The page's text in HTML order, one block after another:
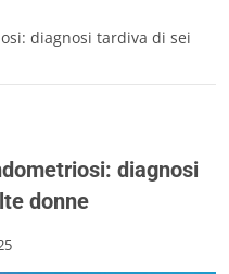
diagnosi tardiva di sei
diagnosi
donne